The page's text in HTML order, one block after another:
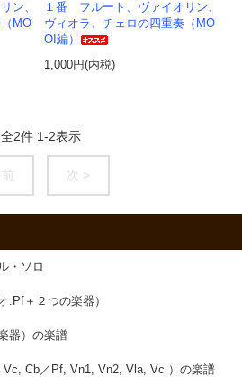
ン、
MO
１番 フルート、ヴァイオリン、
ヴィオラ、チェロの四重奏（MO
OI編）
1,000円(内税)
全2件 1-2表示
次 >
・ソロ
:Pf＋２つの楽器）
器）の楽譜
Cb／Pf, Vn1, Vn2, Vla, Vc ）の楽譜